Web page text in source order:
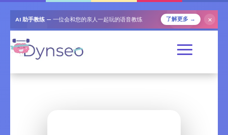
AI 助手教练 — 一位会和您的亲人一起玩的语音教练 了解更多 → ✕